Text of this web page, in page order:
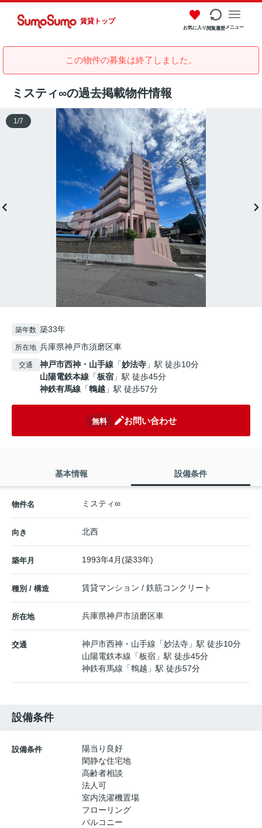
賃貸トップ
お気に入り閲覧履歴メニュー
この物件の募集は終了しました。
ミスティ∞の過去掲載物件情報
1 /7
築年数 築33年
所在地 兵庫県神戸市須磨区車
交通 神戸市西神・山手線 「妙法寺 」駅 徒歩10分
山陽電鉄本線 「板宿 」駅 徒歩45分
神鉄有馬線 「鵯越 」駅 徒歩57分
無料 お問い合わせ
基本情報 設備条件
物件名 ミスティ∞
向き 北西
築年月 1993年4月(築33年)
種別 / 構造 賃貸マンション / 鉄筋コンクリート
所在地 兵庫県神戸市須磨区車
交通 神戸市西神・山手線 「妙法寺 」駅 徒歩10分
山陽電鉄本線 「板宿 」駅 徒歩45分
神鉄有馬線 「鵯越 」駅 徒歩57分
設備条件
設備条件
陽当り良好
閑静な住宅地
高齢者相談
法人可
室内洗濯機置場
フローリング
バルコニー